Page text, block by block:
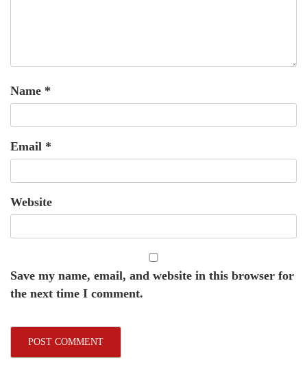
Name *
Email *
Website
Save my name, email, and website in this browser for
the next time I comment.